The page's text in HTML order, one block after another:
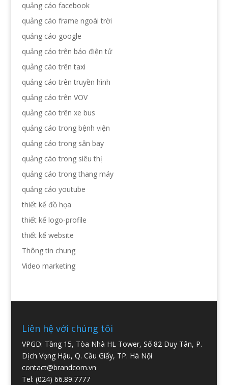
quảng cáo facebook
quảng cáo frame ngoài trời
quảng cáo google
quảng cáo trên báo điện tử
quảng cáo trên taxi
quảng cáo trên truyền hình
quảng cáo trên VOV
quảng cáo trên xe bus
quảng cáo trong bệnh viện
quảng cáo trong sân bay
quảng cáo trong siêu thị
quảng cáo trong thang máy
quảng cáo youtube
thiết kế đồ họa
thiết kế logo-profile
thiết kế website
Thông tin chung
Video marketing
Liên hệ với chúng tôi
VPGD: Tầng 15, Tòa Nhà HL Tower, Số 82 Duy Tân, P.
Dịch Vọng Hậu, Q. Cầu Giấy, TP. Hà Nội
contact@brandcom.vn
Tel: (024) 66.89.7777